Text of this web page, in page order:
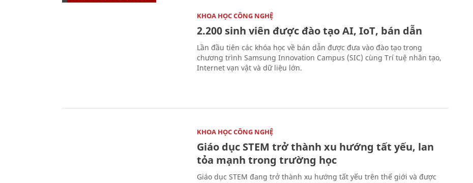
KHOA HỌC CÔNG NGHỆ
2.200 sinh viên được đào tạo AI, IoT, bán dẫn
Lần đầu tiên các khóa học về bán dẫn được đưa vào đào tạo trong
chương trình Samsung Innovation Campus (SIC) cùng Trí tuệ nhân tạo,
Internet vạn vật và dữ liệu lớn.
KHOA HỌC CÔNG NGHỆ
Giáo dục STEM trở thành xu hướng tất yếu, lan
tỏa mạnh trong trường học
Giáo dục STEM đang trở thành xu hướng tất yếu trên thế giới và được